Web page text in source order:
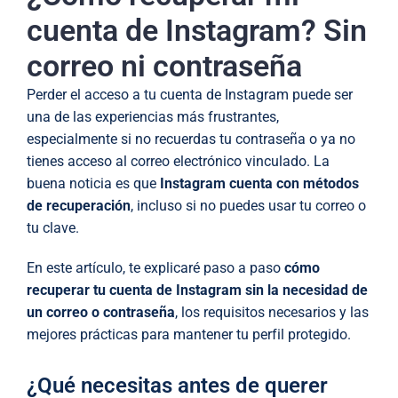
cuenta de Instagram? Sin
correo ni contraseña
Perder el acceso a tu cuenta de Instagram puede ser
una de las experiencias más frustrantes,
especialmente si no recuerdas tu contraseña o ya no
tienes acceso al correo electrónico vinculado. La
buena noticia es que Instagram cuenta con métodos
de recuperación, incluso si no puedes usar tu correo o
tu clave.
En este artículo, te explicaré paso a paso cómo
recuperar tu cuenta de Instagram sin la necesidad de
un correo o contraseña, los requisitos necesarios y las
mejores prácticas para mantener tu perfil protegido.
¿Qué necesitas antes de querer